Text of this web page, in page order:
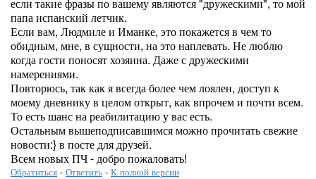
папа испанский летчик.
Если вам, Людмиле и Иманке, это покажется в чем то
обидным, мне, в сущности, на это наплевать. Не люблю
когда гости поносят хозяина. Даже с дружескими
намерениями.
Повторюсь, так как я всегда более чем лоялен, доступ к
моему дневнику в целом открыт, как впрочем и почти всем.
То есть шанс на реабилитацию у вас есть.
Остальным вышеподписавшимся можно прочитать свежие
новости:} в посте для друзей.
Всем новых ПЧ - добро пожаловать!
Обратиться - Ответить - К полной версии